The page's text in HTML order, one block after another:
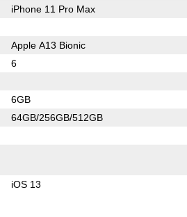
iPhone 11 Pro Max
Apple A13 Bionic
6
6GB
64GB/256GB/512GB
iOS 13